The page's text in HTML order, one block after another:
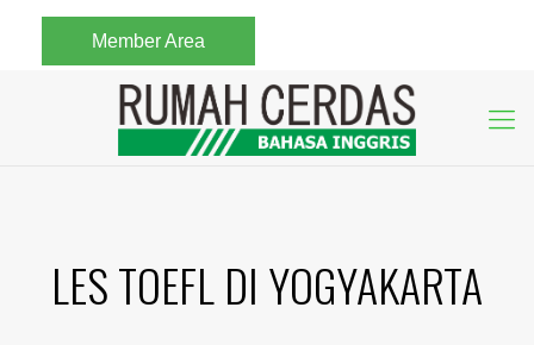
Member Area
LES TOEFL DI YOGYAKARTA